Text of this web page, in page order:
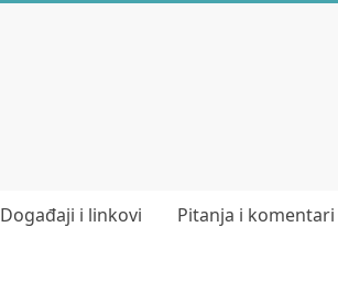
Događaji i linkovi Pitanja i komentari